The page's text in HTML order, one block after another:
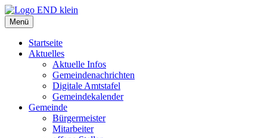
Zum
Inhalt
springen
Menü
Startseite
Aktuelles
Aktuelle Infos
Gemeindenachrichten
Digitale Amtstafel
Gemeindekalender
Gemeinde
Bürgermeister
Mitarbeiter